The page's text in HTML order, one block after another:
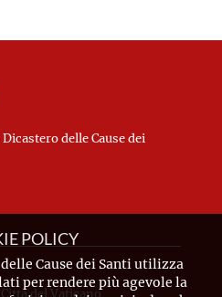
delle Cause dei
del Vaticano
POLICY
Cause dei Santi utilizza
per rendere più agevole la